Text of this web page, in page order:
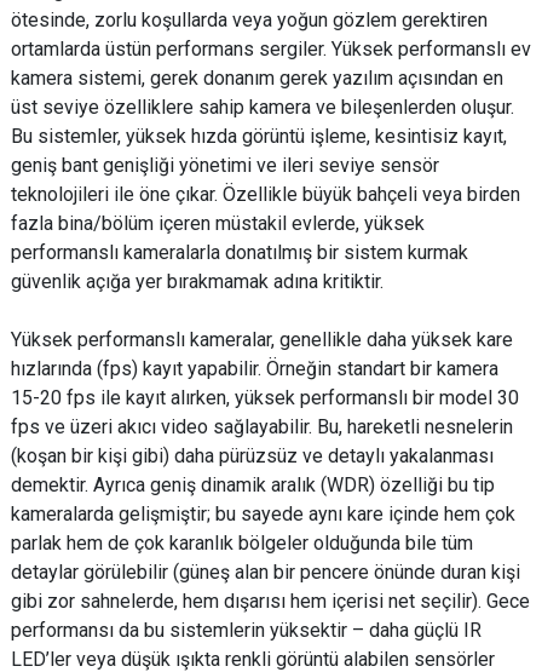
ötesinde, zorlu koşullarda veya yoğun gözlem gerektiren
ortamlarda üstün performans sergiler. Yüksek performanslı ev
kamera sistemi, gerek donanım gerek yazılım açısından en
üst seviye özelliklere sahip kamera ve bileşenlerden oluşur.
Bu sistemler, yüksek hızda görüntü işleme, kesintisiz kayıt,
geniş bant genişliği yönetimi ve ileri seviye sensör
teknolojileri ile öne çıkar. Özellikle büyük bahçeli veya birden
fazla bina/bölüm içeren müstakil evlerde, yüksek
performanslı kameralarla donatılmış bir sistem kurmak
güvenlik açığa yer bırakmamak adına kritiktir.
Yüksek performanslı kameralar, genellikle daha yüksek kare
hızlarında (fps) kayıt yapabilir. Örneğin standart bir kamera
15-20 fps ile kayıt alırken, yüksek performanslı bir model 30
fps ve üzeri akıcı video sağlayabilir. Bu, hareketli nesnelerin
(koşan bir kişi gibi) daha pürüzsüz ve detaylı yakalanması
demektir. Ayrıca geniş dinamik aralık (WDR) özelliği bu tip
kameralarda gelişmiştir; bu sayede aynı kare içinde hem çok
parlak hem de çok karanlık bölgeler olduğunda bile tüm
detaylar görülebilir (güneş alan bir pencere önünde duran kişi
gibi zor sahnelerde, hem dışarısı hem içerisi net seçilir). Gece
performansı da bu sistemlerin yüksektir – daha güçlü IR
LED’ler veya düşük ışıkta renkli görüntü alabilen sensörler